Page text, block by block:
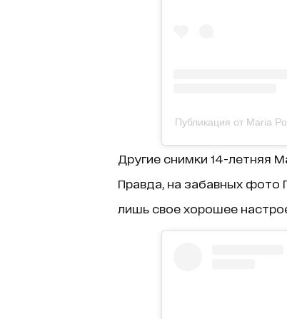
Публикация от Maria
Другие снимки 14-летняя
Правда, на забавных фото
лишь свое хорошее